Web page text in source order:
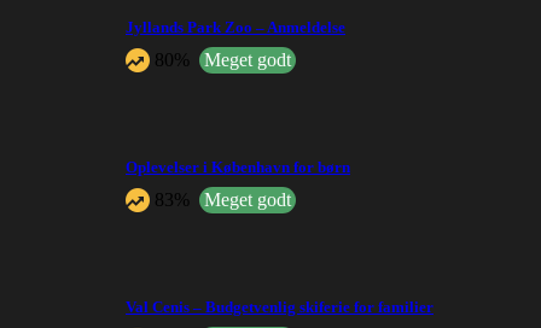
Jyllands Park Zoo – Anmeldelse
80% Meget godt
Oplevelser i København for børn
83% Meget godt
Val Cenis – Budgetvenlig skiferie for familier